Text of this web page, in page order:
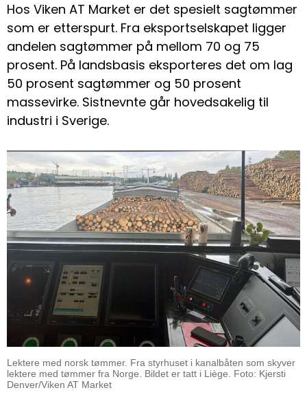
Hos Viken AT Market er det spesielt sagtømmer
som er etterspurt. Fra eksportselskapet ligger
andelen sagtømmer på mellom 70 og 75
prosent. På landsbasis eksporteres det om lag
50 prosent sagtømmer og 50 prosent
massevirke. Sistnevnte går hovedsakelig til
industri i Sverige.
Lektere med norsk tømmer. Fra styrhuset i kanalbåten som skyver
lektere med tømmer fra Norge. Bildet er tatt i Liège. Foto: Kjersti
Denver/Viken AT Market